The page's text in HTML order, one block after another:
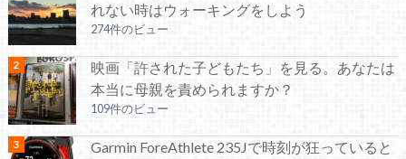
れない時はウォーキングをしよう
274件のビュー
映画「許された子どもたち」を見る。あなたは
本当に母親を責められますか？
109件のビュー
Garmin ForeAthlete 235Jで時刻が狂っていると